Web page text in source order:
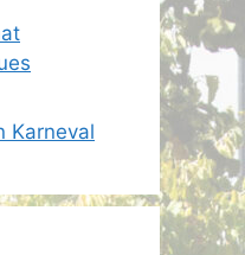
Karneval